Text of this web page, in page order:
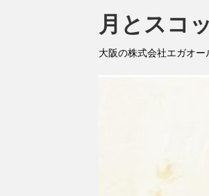
月とスコ
大阪の株式会社エガオ